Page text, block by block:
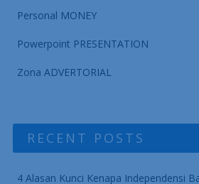
Personal MONEY
Powerpoint PRESENTATION
Zona ADVERTORIAL
RECENT POSTS
4 Alasan Kunci Kenapa Independensi